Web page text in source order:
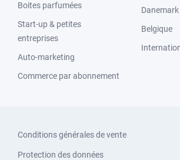
Boites parfumées
Start-up & petites
entreprises
Auto-marketing
Commerce par abonnement
Danemark
Belgique
Conditions générales de vente
Protection des données